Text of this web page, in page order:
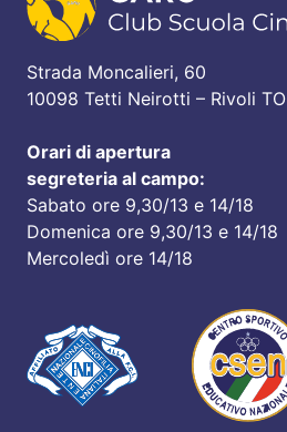
Strada Moncalieri, 60
10098 Tetti Neirotti – Rivoli TO
Orari di apertura
segreteria al campo:
Sabato ore 9,30/13 e 14/18
Domenica ore 9,30/13 e 14/18
Mercoledì ore 14/18